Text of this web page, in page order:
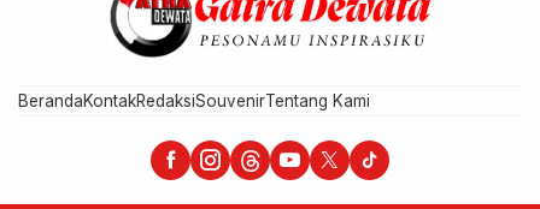
BerandaKontakRedaksiSouvenirTentang Kami